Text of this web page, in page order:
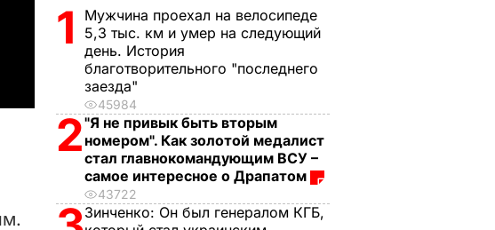
1
Мужчина проехал на велосипеде
5,3 тыс. км и умер на следующий
день. История
благотворительного "последнего
заезда"
45984
2"Я не привык быть вторым
номером". Как золотой медалист
стал главнокомандующим ВСУ –
самое интересное о Драпатом
43722
Зинченко: Он был генералом КГБ,